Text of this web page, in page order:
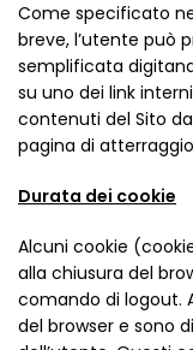
Come specificato
breve, l’utente può
semplificata
su uno dei link
contenuti del Sito
pagina di
Durata dei cookie
Alcuni cookie
alla chiusura del
comando di logout.
del browser e sono